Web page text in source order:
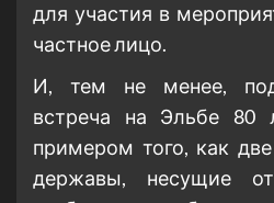
для участия в
частное лицо.
И, тем не менее,
встреча на Эльбе 80
примером того, как
державы, несущие